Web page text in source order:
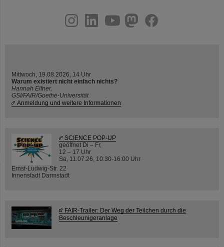
youtube
helmholtz.social
facebook
Mittwoch, 19.08.2026, 14 Uhr
Warum existiert nicht einfach nichts?
Hannah Elfner,
GSI/FAIR/Goethe-Universität
Anmeldung und weitere Informationen
SCIENCE POP-UP
geöffnet Di – Fr,
12 – 17 Uhr
Sa, 11.07.26, 10:30-16:00 Uhr
Ernst-Ludwig-Str. 22
Innenstadt Darmstadt
FAIR-Trailer: Der Weg der Teilchen durch die
Beschleunigeranlage